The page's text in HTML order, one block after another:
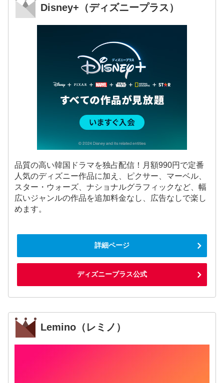
Disney+（ディズニープラス）
品質の高い韓国ドラマを独占配信！月額990円で定番
人気のディズニー作品に加え、ピクサー、マーベル、
スター・ウォーズ、ナショナルグラフィックなど、幅
広いジャンルの作品を追加料金なし、広告なしで楽し
めます。
詳細ページ
ディズニープラス公式
Lemino（レミノ）